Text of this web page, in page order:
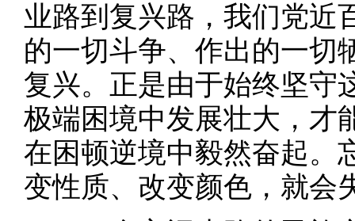
业路到复兴路，我们党近
的一切斗争、作出的一切
复兴。正是由于始终坚守
极端困境中发展壮大，才
在困顿逆境中毅然奋起。
变性质、改变颜色，就会